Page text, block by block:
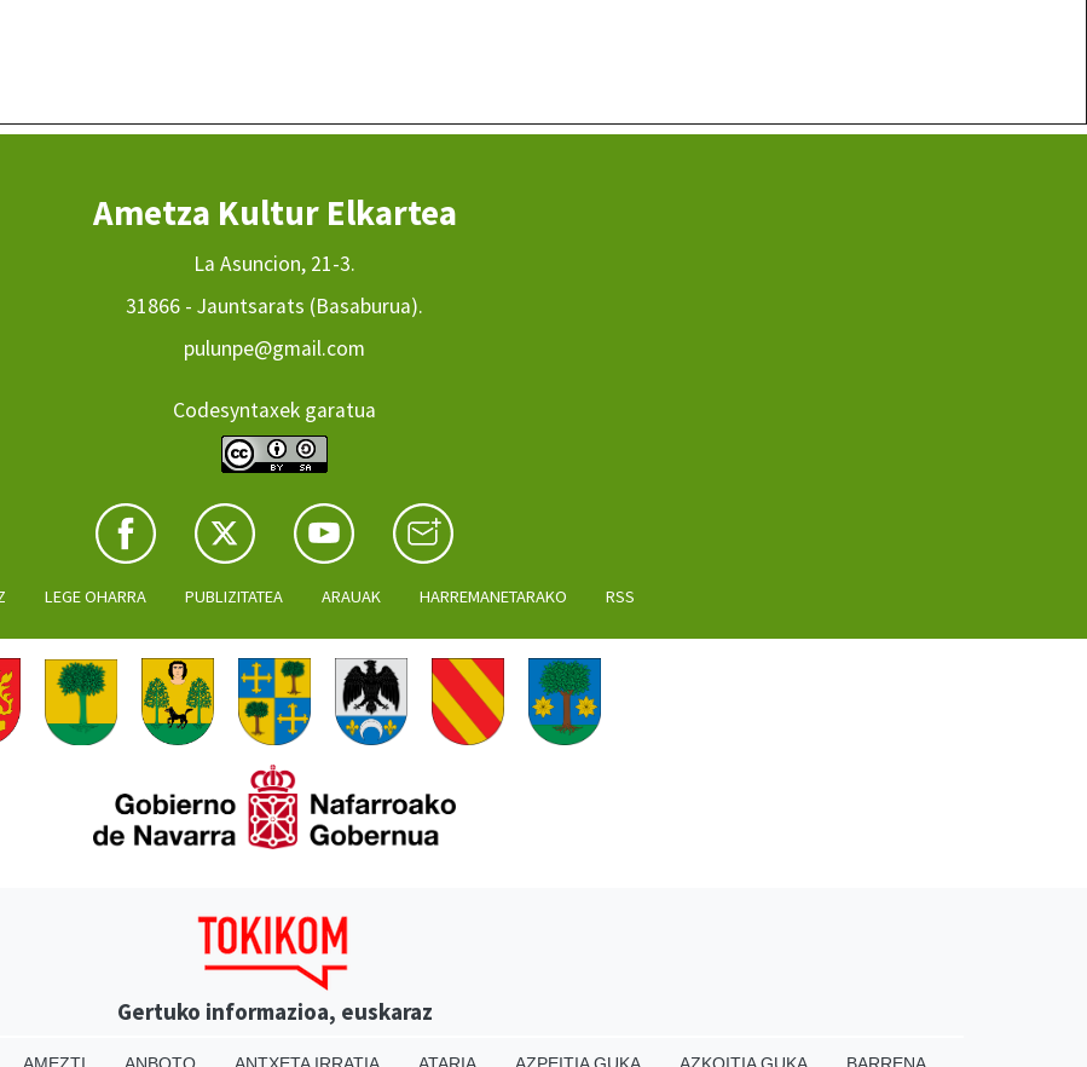
Ametza Kultur Elkartea
La Asuncion, 21-3.
31866 - Jauntsarats (Basaburua).
pulunpe@gmail.com
Codesyntaxek garatua
LEGE OHARRA PUBLIZITATEA ARAUAK HARREMANETARAKO RSS
Gertuko informazioa, euskaraz